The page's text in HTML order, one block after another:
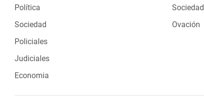
Política
Sociedad
Policiales
Judiciales
Economia
Sociedad
Ovación